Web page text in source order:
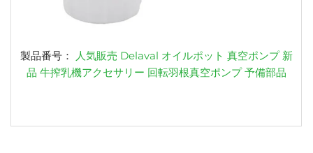
製品番号：
人気販売 Delaval オイルポット 真空ポンプ 新
品 牛搾乳機アクセサリー 回転羽根真空ポンプ 予備部品